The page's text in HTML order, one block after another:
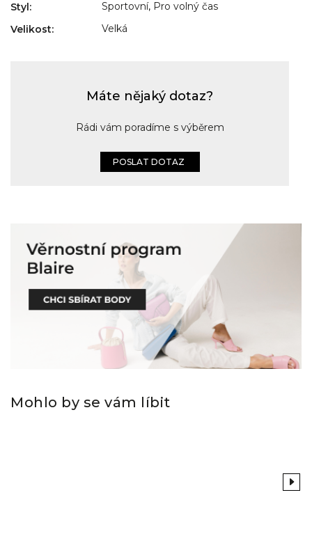
Styl: Sportovní, Pro volný čas
Velikost: Velká
Máte nějaký dotaz?
Rádi vám poradíme s výběrem
POSLAT DOTAZ
Mohlo by se vám líbit
Previous
Next